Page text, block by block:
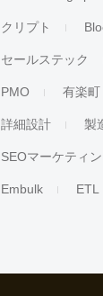
クリプト
セールステック
PMO 有楽町
詳細設計 製
SEOマーケティ
Embulk ETL